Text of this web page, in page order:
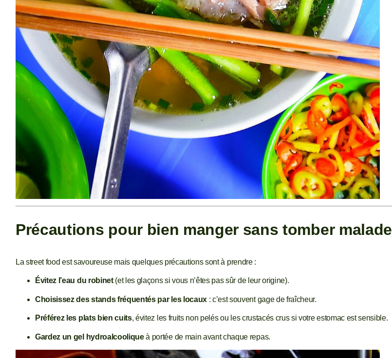
Précautions pour bien manger sans tomber malade
La street food est savoureuse mais quelques précautions sont à prendre :
Évitez l’eau du robinet(et les glaçons si vous n’êtes pas sûr de leur origine).
Choisissez des stands fréquentés par les locaux: c’est souvent gage de fraîcheur.
Préférez les plats bien cuits, évitez les fruits non pelés ou les crustacés crus si votre estomac est sensible.
Gardez un gel hydroalcooliqueà portée de main avant chaque repas.